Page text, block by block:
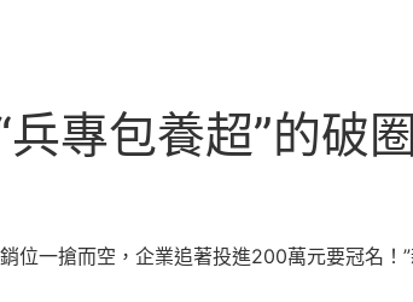
專包養超”的破圈
一搶而空，企業追著投進200萬元要冠名！